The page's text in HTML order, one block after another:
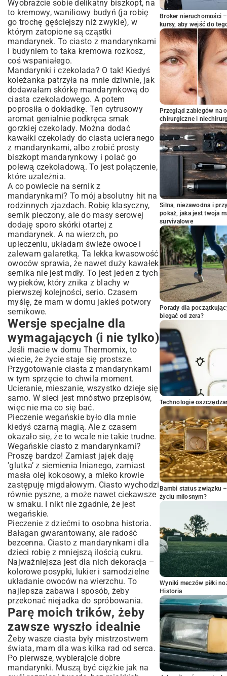
Wyobraźcie sobie delikatny biszkopt, na
to kremowy, waniliowy budyń (ja robię
go trochę gęściejszy niż zwykle), w
którym zatopione są cząstki
mandarynek. To ciasto z mandarynkami
i budyniem to taka kremowa rozkosz,
coś wspaniałego.
Mandarynki i czekolada? O tak! Kiedyś
koleżanka patrzyła na mnie dziwnie, jak
dodawałam skórkę mandarynkową do
ciasta czekoladowego. A potem
poprosiła o dokładkę. Ten cytrusowy
aromat genialnie podkręca smak
gorzkiej czekolady. Można dodać
kawałki czekolady do ciasta ucieranego
z mandarynkami, albo zrobić prosty
biszkopt mandarynkowy i polać go
polewą czekoladową. To jest połączenie,
które uzależnia.
A co powiecie nasernikz
mandarynkami? To mój absolutny hit na
rodzinnych zjazdach. Robię klasyczny,
sernik pieczony, ale do masy serowej
dodaję sporo skórki otartej z
mandarynek. A na wierzch, po
upieczeniu, układam świeże owoce i
zalewam galaretką. Ta lekka kwasowość
owoców sprawia, że nawet duży kawałek
sernika nie jest mdły. To jest jeden z tych
wypieków, który znika z blachy w
pierwszej kolejności, serio. Czasem
myślę, że mam w domu jakieś potwory
sernikowe.
Wersje specjalne dla
wymagających (i nie tylko)
Jeśli macie w domu Thermomix, to
wiecie, że życie staje się prostsze.
Przygotowanie ciasta z mandarynkami
w tym sprzęcie to chwila moment.
Ucieranie, mieszanie, wszystko dzieje się
samo. W sieci jest mnóstwo przepisów,
więc nie ma co się bać.
Pieczenie wegańskie było dla mnie
kiedyś czarną magią. Ale z czasem
okazało się, że to wcale nie takie trudne.
Wegańskie ciasto z mandarynkami?
Proszę bardzo! Zamiast jajek daję
'glutka’ z siemienia lnianego, zamiast
masła olej kokosowy, a mleko krowie
zastępuję migdałowym. Ciasto wychodzi
równie pyszne, a może nawet ciekawsze
w smaku. I nikt nie zgadnie, że jest
wegańskie.
Pieczenie z dziećmi to osobna historia.
Bałagan gwarantowany, ale radość
bezcenna. Ciasto z mandarynkami dla
dzieci robię z mniejszą ilością cukru.
Najważniejsza jest dla nich dekoracja –
kolorowe posypki, lukier i samodzielne
układanie owoców na wierzchu. To
najlepsza zabawa i sposób, żeby
przekonać niejadka do spróbowania.
Parę moich trików, żeby
zawsze wyszło idealnie
Żeby wasze ciasta były mistrzostwem
świata, mam dla was kilka rad od serca.
Po pierwsze, wybierajcie dobre
mandarynki. Muszą być ciężkie jak na
Broker nieruchomości
kursy, aby wejść do
Przegląd zabiegów na
chirurgiczne i
Silna, niezawodna i
pokaż, jaka jest twoja
survivalowe
Porady dla
biegać od zera?
Technologie
Bambi status związku
życiu miłosnym?
Wyniki meczów piłki
Historia